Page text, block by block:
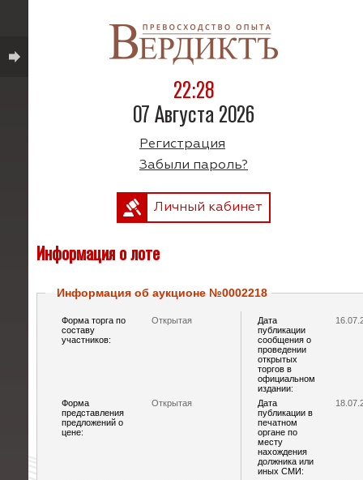
22:28
07 Августа 2026
Регистрация
Забыли пароль?
Личный кабинет
Информация о лоте
Информация об аукционе №0002218
Форма торга по
составу
участников:
Открытая
Дата
публикации
сообщения о
проведении
открытых
торгов в
официальном
издании:
Форма
представления
предложений о
цене:
Открытая
Дата
публикации в
печатном
органе по
месту
нахождения
должника или
иных СМИ: